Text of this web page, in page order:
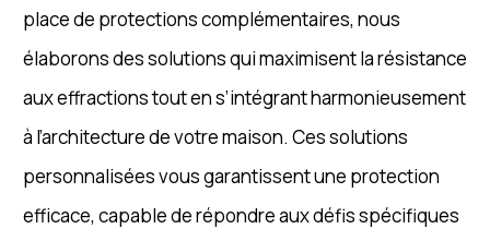
place de protections complémentaires, nous
élaborons des solutions qui maximisent la résistance
aux effractions tout en s’intégrant harmonieusement
à l’architecture de votre maison. Ces solutions
personnalisées vous garantissent une protection
efficace, capable de répondre aux défis spécifiques